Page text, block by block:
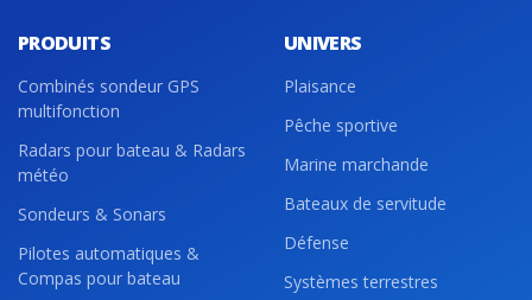
G
QUAI DE PECHE, MOLE 10 BP1934, DAKAR, S?
n?gal
221338220033
PRODUITS
Combinés sondeur GPS
multifonction
Radars pour bateau & Radars
météo
Sondeurs & Sonars
Pilotes automatiques &
Compas pour bateau
UNIVERS
Plaisance
Pêche sportive
Marine marchande
Bateaux de servitude
Défense
Systèmes terrestres